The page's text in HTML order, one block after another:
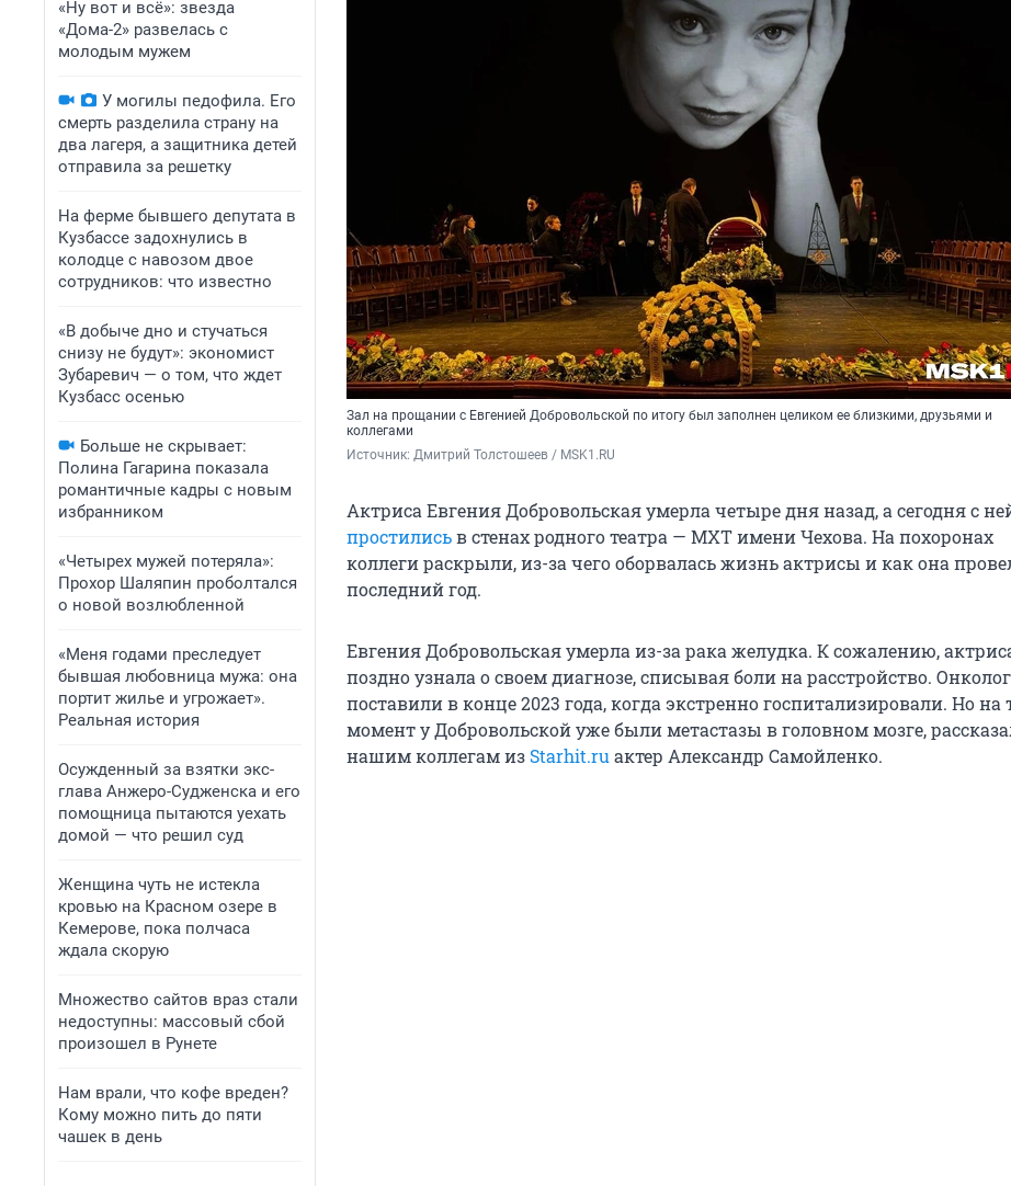
«Ну вот и всё»: звезда
«Дома-2» развелась с
молодым мужем
У могилы педофила. Его
смерть разделила страну на
два лагеря, а защитника детей
отправила за решетку
На ферме бывшего депутата в
Кузбассе задохнулись в
колодце с навозом двое
сотрудников: что известно
«В добыче дно и стучаться
снизу не будут»: экономист
Зубаревич — о том, что ждет
Кузбасс осенью
Больше не скрывает:
Полина Гагарина показала
романтичные кадры с новым
избранником
«Четырех мужей потеряла»:
Прохор Шаляпин проболтался
о новой возлюбленной
«Меня годами преследует
бывшая любовница мужа: она
портит жилье и угрожает».
Реальная история
Осужденный за взятки экс-
глава Анжеро-Судженска и его
помощница пытаются уехать
домой — что решил суд
Женщина чуть не истекла
кровью на Красном озере в
Кемерове, пока полчаса
ждала скорую
Множество сайтов враз стали
недоступны: массовый сбой
произошел в Рунете
Нам врали, что кофе вреден?
Кому можно пить до пяти
чашек в день
Зал на прощании с Евгенией Добровольской по итогу был заполнен целиком ее близкими, друзьями и
коллегами
Источник: Дмитрий Толстошеев / MSK1.RU
Актриса Евгения Добровольская умерла четыре дня назад, а сегодня с
простилисьв стенах родного театра — МХТ имени Чехова. На похоронах
коллеги раскрыли, из-за чего оборвалась жизнь актрисы и как она
последний год.
Евгения Добровольская умерла из-за рака желудка. К сожалению,
поздно узнала о своем диагнозе, списывая боли на расстройство.
поставили в конце 2023 года, когда экстренно госпитализировали. Но на
момент у Добровольской уже были метастазы в головном мозге,
нашим коллегам из Starhit.ru актер Александр Самойленко.